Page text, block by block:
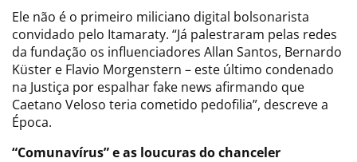
Ele não é o primeiro miliciano digital bolsonarista
convidado pelo Itamaraty. “Já palestraram pelas redes
da fundação os influenciadores Allan Santos, Bernardo
Küster e Flavio Morgenstern – este último condenado
na Justiça por espalhar fake news afirmando que
Caetano Veloso teria cometido pedofilia”, descreve a
Época.
“Comunavírus” e as loucuras do chanceler